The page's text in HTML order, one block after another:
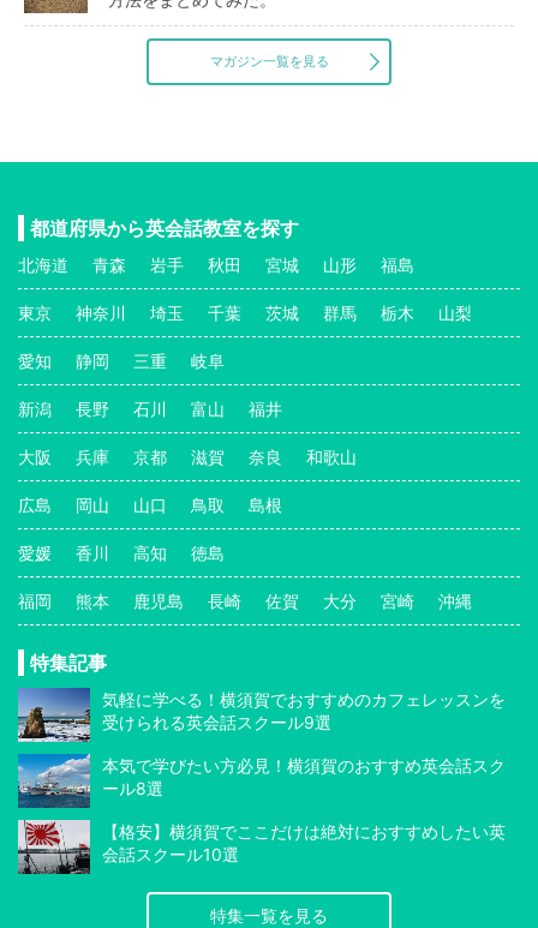
マガジン一覧を見る
都道府県から英会話教室を探す
北海道 青森 岩手 秋田 宮城 山形 福島
東京 神奈川 埼玉 千葉 茨城 群馬 栃木 山梨
愛知 静岡 三重 岐阜
新潟 長野 石川 富山 福井
大阪 兵庫 京都 滋賀 奈良 和歌山
広島 岡山 山口 鳥取 島根
愛媛 香川 高知 徳島
福岡 熊本 鹿児島 長崎 佐賀 大分 宮崎 沖縄
特集記事
気軽に学べる！横須賀でおすすめのカフェレッスンを
受けられる英会話スクール9選
本気で学びたい方必見！横須賀のおすすめ英会話スク
ール8選
【格安】横須賀でここだけは絶対におすすめしたい英
会話スクール10選
特集一覧を見る